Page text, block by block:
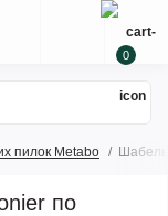
0
пилок Metabo
по